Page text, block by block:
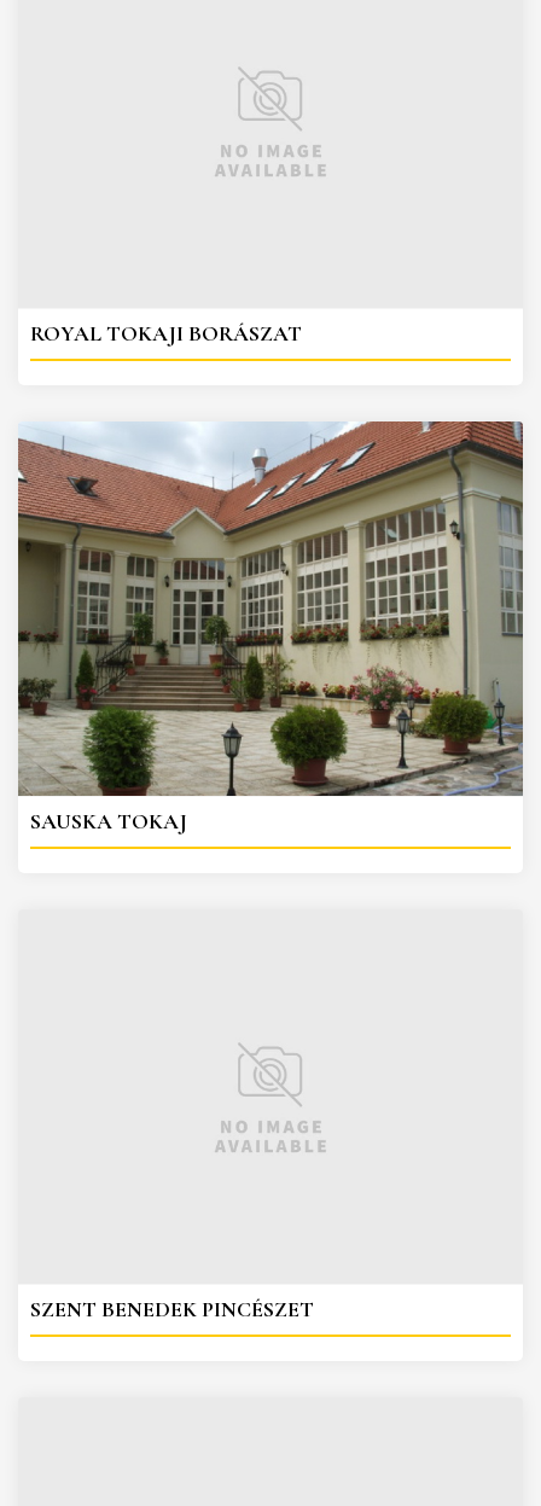
ROYAL TOKAJI BORÁSZAT
SAUSKA TOKAJ
SZENT BENEDEK PINCÉSZET